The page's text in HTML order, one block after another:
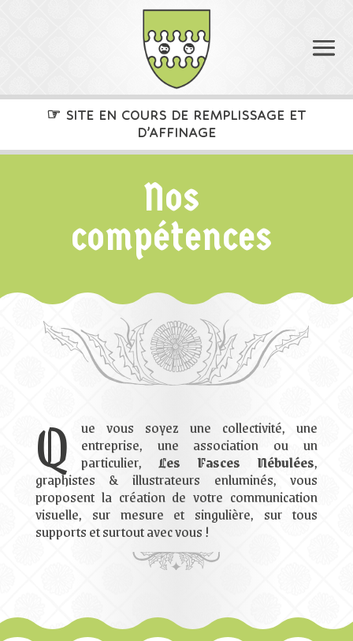
☞ SITE EN COURS DE REMPLISSAGE ET
D’AFFINAGE
Nos
compétences
Q ue vous soyez une collectivité, une
entreprise, une association ou un
particulier, Les Fasces Nébulées,
graphistes & illustrateurs enluminés, vous
proposent la création de votre communication
visuelle, sur mesure et singulière, sur tous
supports et surtout avec vous !